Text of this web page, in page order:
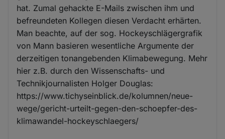
hat. Zumal gehackte E-Mails zwischen ihm und
befreundeten Kollegen diesen Verdacht erhärten.
Man beachte, auf der sog. Hockeyschlägergrafik
von Mann basieren wesentliche Argumente der
derzeitigen tonangebenden Klimabewegung. Mehr
hier z.B. durch den Wissenschafts- und
Technikjournalisten Holger Douglas:
https://www.tichyseinblick.de/kolumnen/neue-
wege/gericht-urteilt-gegen-den-schoepfer-des-
klimawandel-hockeyschlaegers/